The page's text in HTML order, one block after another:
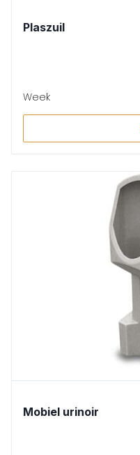
Plaszuil
Week
Mobiel urinoir